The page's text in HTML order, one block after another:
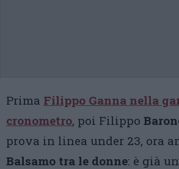
Prima Filippo Ganna nella
cronometro, poi Filippo
prova in linea under 23, ora
Balsamo tra le donne: è già